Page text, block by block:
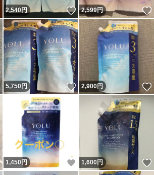
いいね！
2,540円 いいね！
2,599円
いいね！
5,750円 いいね！
2,900円
いいね！
1,450 円 いいね！
1,600円